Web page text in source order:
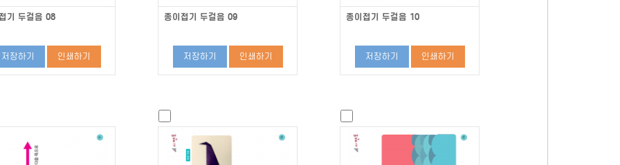
기 두걸음 08
저장하기 인쇄하기
종이접기 두걸음 09
저장하기 인쇄하기
종이접기 두걸음 10
저장하기 인쇄하기